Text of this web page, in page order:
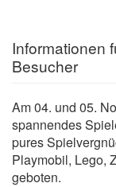
Informationen
Besucher
Am 04. und 05.
spannendes
pures
Playmobil, Lego,
geboten.